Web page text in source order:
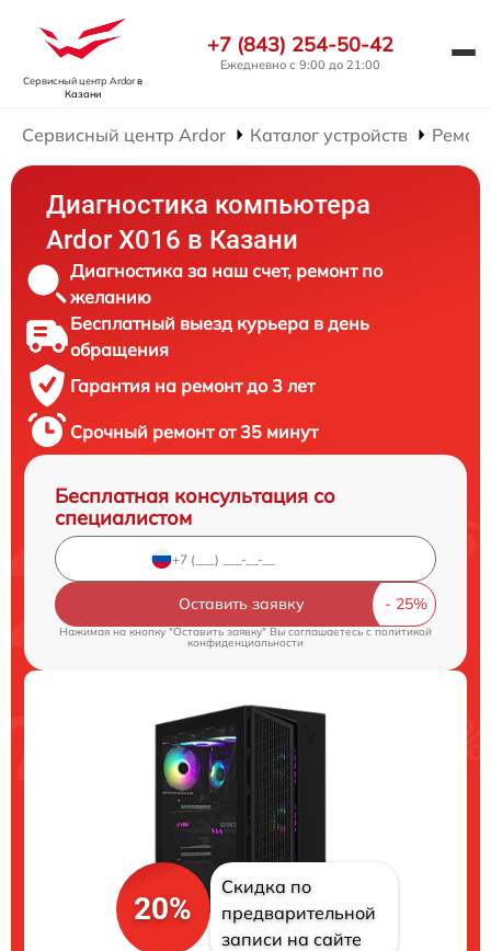
Сервисный центр Ardorв
Казани
+7 (843) 254-50-42
Ежедневно с 9:00 до 21:00
Сервисный центр Ardor Каталог устройств
Диагностика компьютера
Ardor X016 в Казани
Диагностика за наш счет, ремонт по
желанию
Бесплатный выезд курьера в день
обращения
Гарантия на ремонт до 3 лет
Срочный ремонт от 35 минут
Бесплатная консультация со
специалистом
Оставить заявку
Нажимая на кнопку "Оставить заявку" Вы соглашаетесь cполитикой
конфиденциальности
20%
Скидка по
предварительной
записи на сайте